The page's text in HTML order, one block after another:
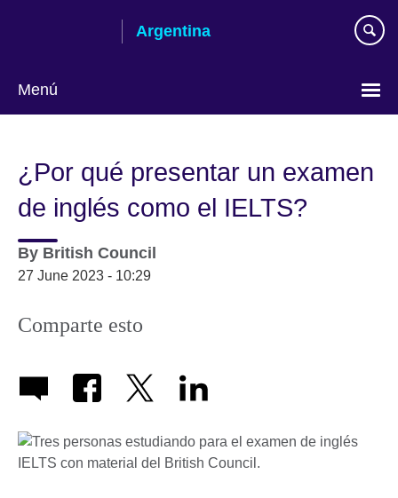
Argentina
Menú
language
¿Por qué presentar un examen
de inglés como el IELTS?
By British Council
27 June 2023 - 10:29
Comparte esto